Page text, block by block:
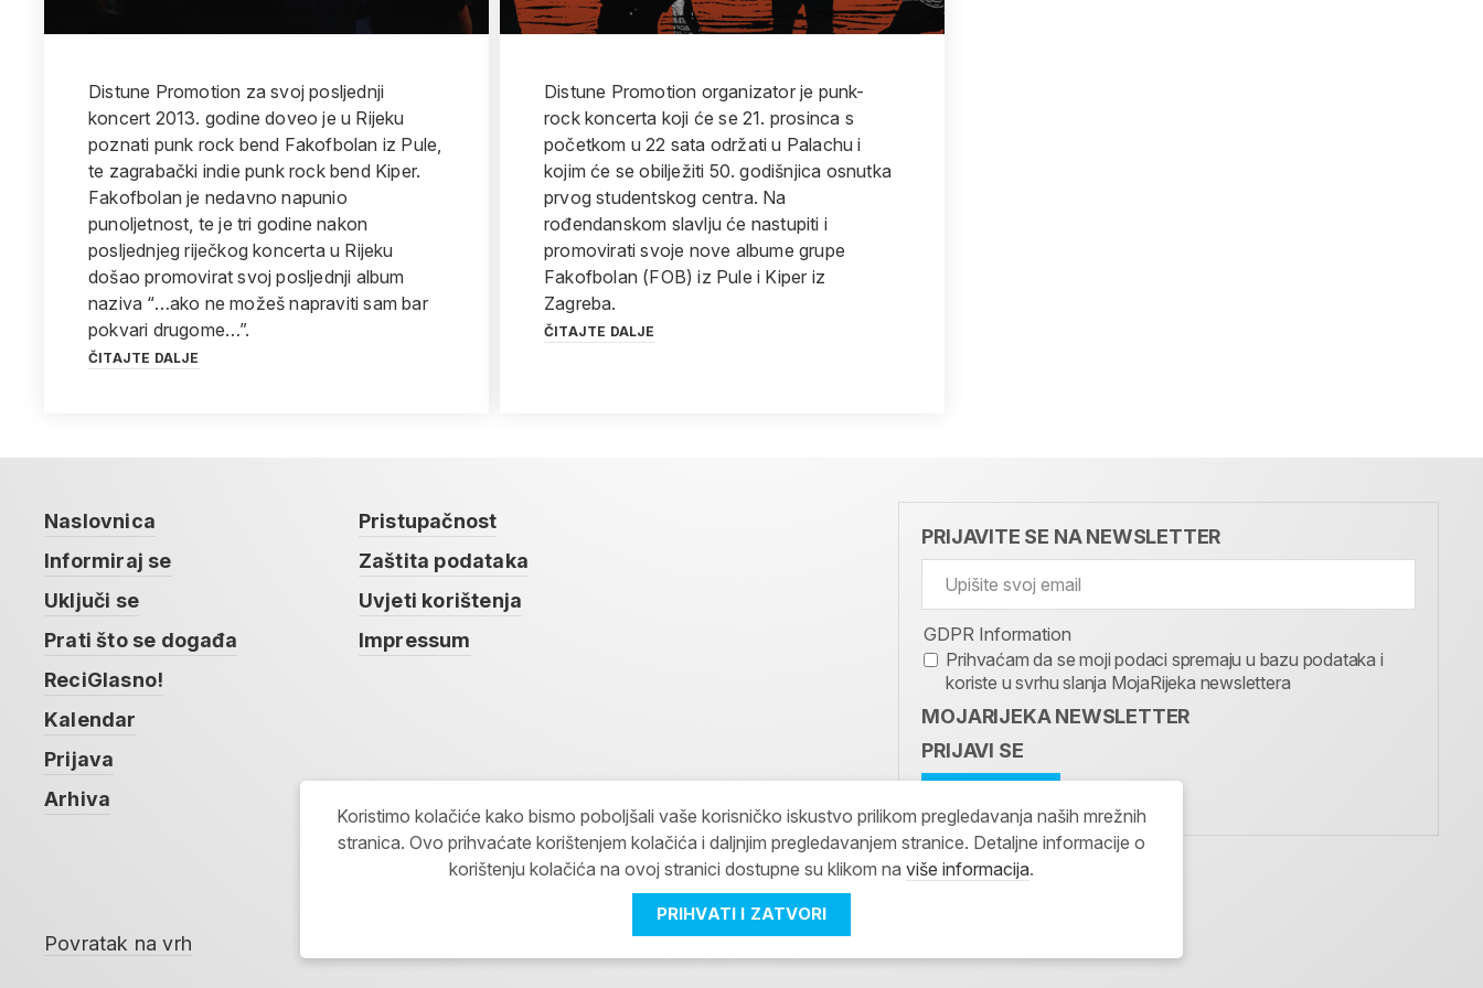
Distune Promotion za svoj posljednji
koncert 2013. godine doveo je u Rijeku
poznati punk rock bend Fakofbolan iz Pule,
te zagrabački indie punk rock bend Kiper.
Fakofbolan je nedavno napunio
punoljetnost, te je tri godine nakon
posljednjeg riječkog koncerta u Rijeku
došao promovirat svoj posljednji album
naziva “…ako ne možeš napraviti sam bar
pokvari drugome…”.
ČITAJTE DALJE
Distune Promotion organizator je punk-
rock koncerta koji će se 21. prosinca s
početkom u 22 sata održati u Palachu i
kojim će se obilježiti 50. godišnjica osnutka
prvog studentskog centra. Na
rođendanskom slavlju će nastupiti i
promovirati svoje nove albume grupe
Fakofbolan (FOB) iz Pule i Kiper iz
Zagreba.
ČITAJTE DALJE
Naslovnica
Informiraj se
Uključi se
Prati što se događa
ReciGlasno!
Kalendar
Prijava
Arhiva
Pristupačnost
Zaštita podataka
Uvjeti korištenja
Impressum
PRIJAVITE SE NA NEWSLETTER
GDPR Information
Prihvaćam da se moji podaci spremaju u bazu podataka i
koriste u svrhu slanja MojaRijeka newslettera
MOJARIJEKA NEWSLETTER
PRIJAVI SE
Povratak na vrh
Koristimo kolačiće kako bismo poboljšali vaše korisničko iskustvo prilikom pregledavanja naših mrežnih
stranica. Ovo prihvaćate korištenjem kolačića i daljnjim pregledavanjem stranice. Detaljne informacije o
korištenju kolačića na ovoj stranici dostupne su klikom na više informacija.
PRIHVATI I ZATVORI